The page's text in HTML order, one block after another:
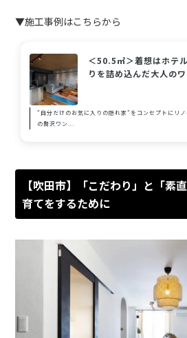
▼施工事例はこちらから
＜50.5㎡＞着想はホテ
りを詰め込んだ大人の
"自分だけのお気に入りの隠れ家"をコンセプトにリ
の贅沢ワン...
【吹田市】「こだわり」と「素
育てをするために